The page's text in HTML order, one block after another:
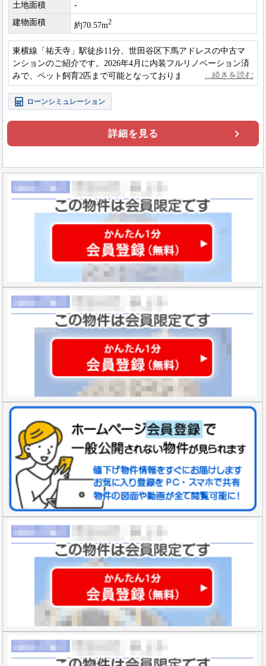
土地面積
-
建物面積
約70.57m2
東横線「祐天寺」駅徒歩11分、世田谷区下馬アドレスの中古マ
ンションのご紹介です。2026年4月に内装フルリノベーション済
みで、ペット飼育2匹まで可能となっております。
ローンシミュレーション
詳細を見る